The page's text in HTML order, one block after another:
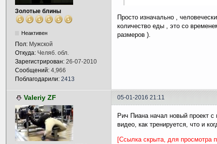
Золотые блины
Неактивен
Пол: Мужской
Откуда: Челяб. обл.
Зарегистрирован: 26-07-2010
Сообщений: 4,966
Поблагодарили: 2413
Просто изначально ,
количество еды , это со
размеров ).
Valeriy ZF 05-01-2016 21:11
Рич Пиана начал новый проект
видео, как тренируется, что и
[Ссылка скрыта, для просмотра